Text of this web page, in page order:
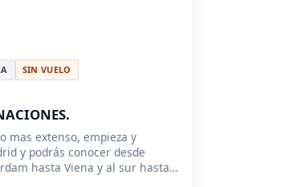
SIN VUELO
mas extenso, empieza y
y podrás conocer desde
hasta Viena y al sur hasta